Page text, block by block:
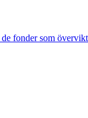
fonder som